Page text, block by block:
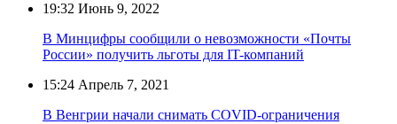
19:32 Июнь 9, 2022
В Минцифры сообщили о невозможности «Почты
России» получить льготы для IT-компаний
15:24 Апрель 7, 2021
В Венгрии начали снимать COVID-ограничения